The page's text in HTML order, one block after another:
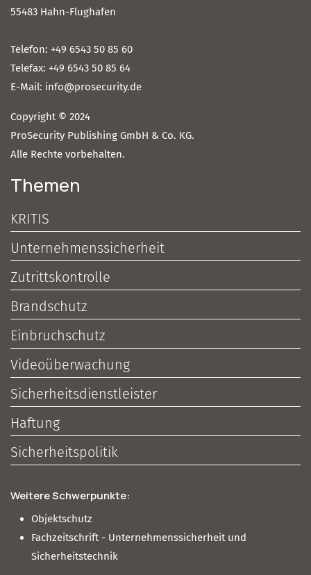
55483 Hahn-Flughafen
Telefon: +49 6543 50 85 60
Telefax: +49 6543 50 85 64
E-Mail: info@prosecurity.de
Copyright © 2024
ProSecurity Publishing GmbH & Co. KG.
Alle Rechte vorbehalten.
Themen
KRITIS
Unternehmenssicherheit
Zutrittskontrolle
Brandschutz
Einbruchschutz
Videoüberwachung
Sicherheitsdienstleister
Haftung
Sicherheitspolitik
Weitere Schwerpunkte:
Objektschutz
Fachzeitschrift - Unternehmenssicherheit und
Sicherheitstechnik